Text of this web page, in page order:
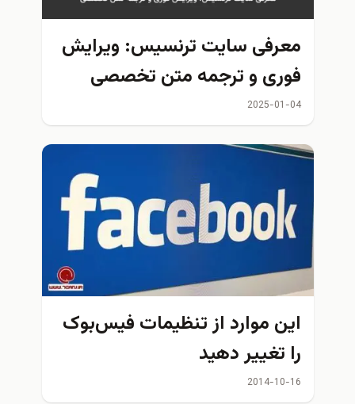
معرفی سایت ترنسیس: ویرایش
فوری و ترجمه متن تخصصی
2025-01-04
اين موارد از تنظیمات فیس‌بوک
را تغییر دهید
2014-10-16